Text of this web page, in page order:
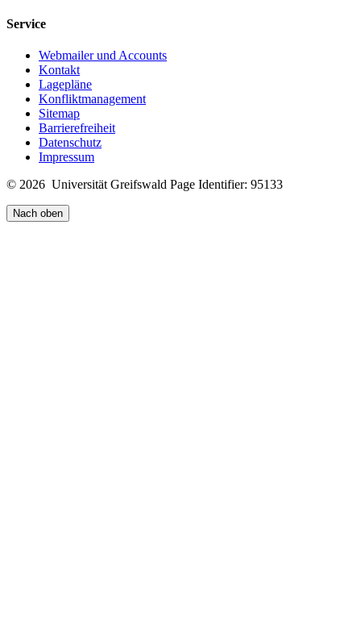
Service
Webmailer und Accounts
Kontakt
Lagepläne
Konfliktmanagement
Sitemap
Barrierefreiheit
Datenschutz
Impressum
© 2026 Universität Greifswald Page Identifier: 95133
Nach oben